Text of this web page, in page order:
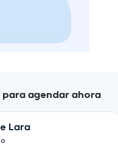
agendar ahora
Lara